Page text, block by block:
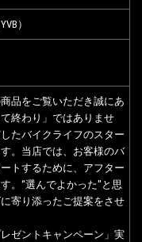
）
品をご覧いただき誠にあ
終わり」ではありませ
たバイクライフのスター
。当店では、お客様のバ
トするために、アフター
。“選んでよかった"と思
寄り添ったご提案をさせ
ゼントキャンペーン」実